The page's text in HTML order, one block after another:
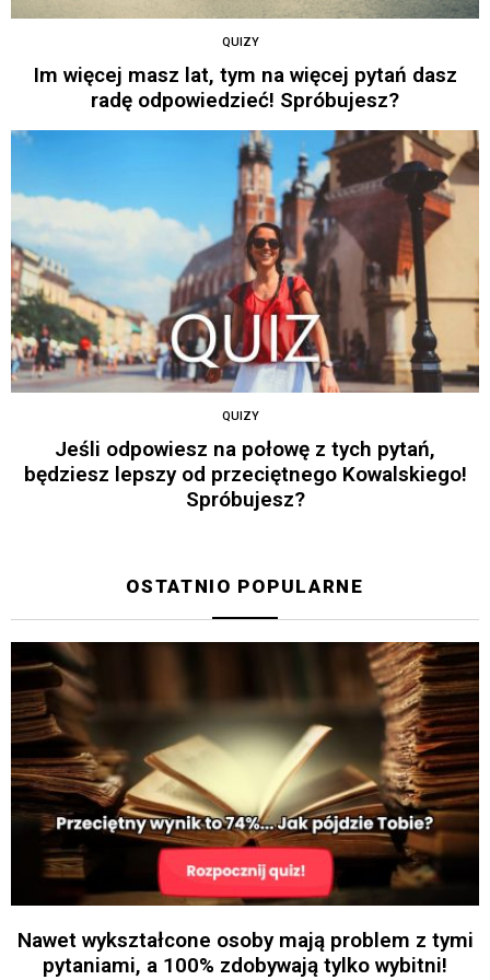
QUIZY
Im więcej masz lat, tym na więcej pytań dasz
radę odpowiedzieć! Spróbujesz?
QUIZY
Jeśli odpowiesz na połowę z tych pytań,
będziesz lepszy od przeciętnego Kowalskiego!
Spróbujesz?
OSTATNIO POPULARNE
Nawet wykształcone osoby mają problem z tymi
pytaniami, a 100% zdobywają tylko wybitni!